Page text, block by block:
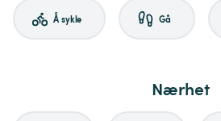
Å sykle Gå
Nærhet